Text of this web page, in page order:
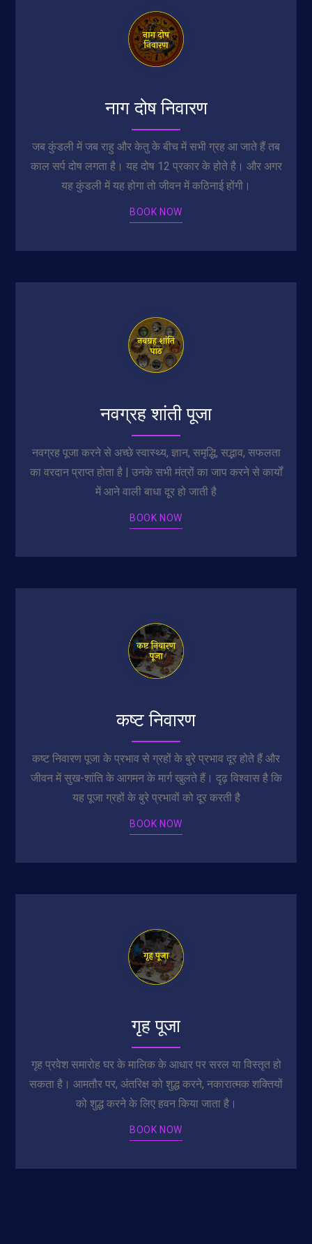
नाग दोष निवारण
जब कुंडली में जब राहु और केतु के बीच में सभी ग्रह आ जाते हैं तब
काल सर्प दोष लगता है। यह दोष 12 प्रकार के होते है। और अगर
यह कुंडली में यह होगा तो जीवन में कठिनाई होंगी।
BOOK NOW
नवग्रह शांती पूजा
नवग्रह पूजा करने से अच्छे स्वास्थ्य, ज्ञान, समृद्धि, सद्भाव, सफलता
का वरदान प्राप्त होता है | उनके सभी मंत्रों का जाप करने से कार्यों
में आने वाली बाधा दूर हो जाती है
BOOK NOW
कष्ट निवारण
कष्ट निवारण पूजा के प्रभाव से ग्रहों के बुरे प्रभाव दूर होते हैं और
जीवन में सुख-शांति के आगमन के मार्ग खुलते हैं। दृढ़ विश्वास है कि
यह पूजा ग्रहों के बुरे प्रभावों को दूर करती है
BOOK NOW
गृह पूजा
गृह प्रवेश समारोह घर के मालिक के आधार पर सरल या विस्तृत हो
सकता है। आमतौर पर, अंतरिक्ष को शुद्ध करने, नकारात्मक शक्तियों
को शुद्ध करने के लिए हवन किया जाता है।
BOOK NOW